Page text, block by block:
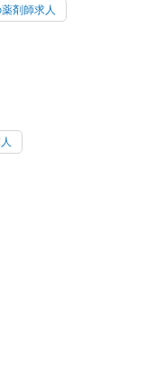
剤師求人